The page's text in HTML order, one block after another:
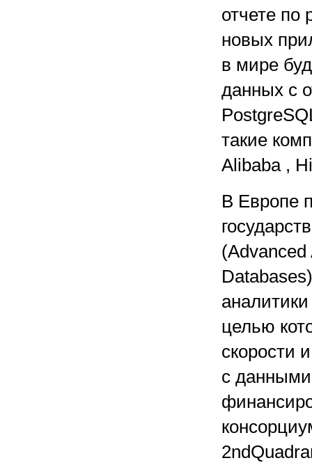
отчете
новых
в мире
данных с
такие
Alibaba ,
В Европе
целью
скорости
с